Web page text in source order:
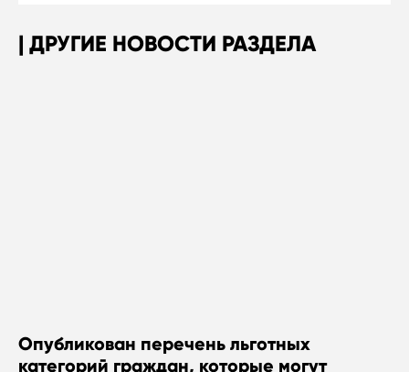
ДРУГИЕ НОВОСТИ РАЗДЕЛА
Опубликован перечень льготных
категорий граждан, которые могут